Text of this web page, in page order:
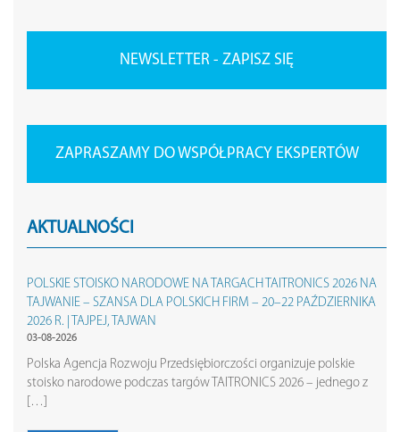
NEWSLETTER - ZAPISZ SIĘ
ZAPRASZAMY DO WSPÓŁPRACY EKSPERTÓW
AKTUALNOŚCI
POLSKIE STOISKO NARODOWE NA TARGACH TAITRONICS 2026 NA
TAJWANIE – SZANSA DLA POLSKICH FIRM – 20–22 PAŹDZIERNIKA
2026 R. | TAJPEJ, TAJWAN
03-08-2026
Polska Agencja Rozwoju Przedsiębiorczości organizuje polskie
stoisko narodowe podczas targów TAITRONICS 2026 – jednego z
[…]